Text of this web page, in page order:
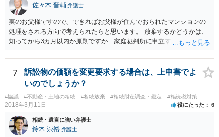
佐々木 晋輔 弁護士
実のお父様ですので、できればお父様が住んでおられたマンションの
処理をされる方向で考えられたらと思います。 放棄するかどうかは、
知ってから3カ月以内が原則ですが、家庭裁判所に申立すれば3カ月の
放棄するかどうか決めることができます。 銀行やサラ金が数年も放置
することはありませんので、数年後に借金が発見される可能性はほぼ
ありません。 なお、私が扱った相続放棄を検討していた案件で、期間
伸長して調査したところ、サラ金に対する過払金など相当な財産が見
つかったため相続したという事例がありました。
7
訴訟物の価額を変更要求する場合は、上申書でよ
いのでしょうか？
#協議 #不動産・土地の相続 #相続放棄 #相続財産調査・鑑定 #相続税対策
2018年3月11日 役にたった 6
相続・遺言に強い弁護士
鈴木 崇裕 弁護士